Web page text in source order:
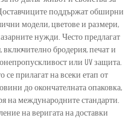
поддържат обширни
модели, цветове и размери,
нужди. Често предлагат
бродерия, печат и
или UV защита.
се прилагат на всеки етап от
до окончателната опаковка,
на международните стандарти.
на веригата на доставки